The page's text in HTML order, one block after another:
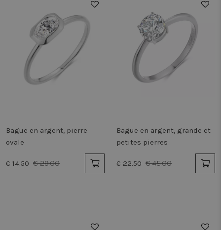
Bague en argent, pierre
ovale
€ 14.50 € 29.00
Bague en argent, grande et
petites pierres
€ 22.50 € 45.00